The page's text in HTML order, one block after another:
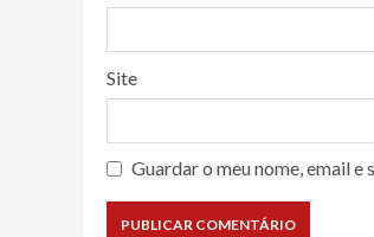
Site
Guardar o meu nome, email